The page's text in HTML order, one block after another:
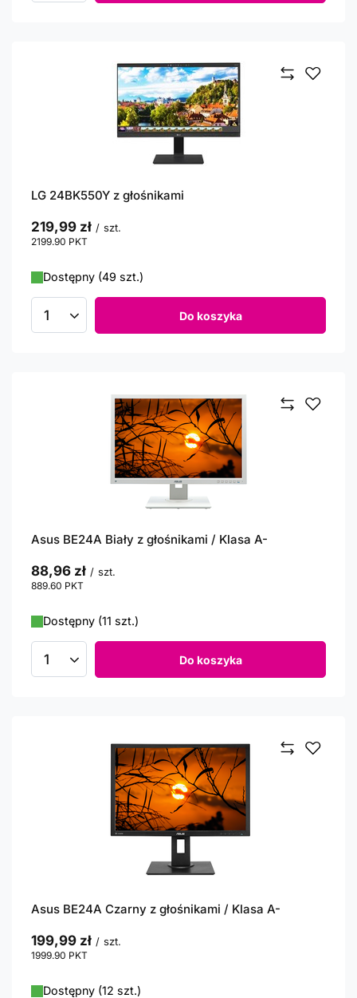
LG 24BK550Y z głośnikami
219,99 zł / szt.
2199.90 PKT
Dostępny (49 szt.)
Ilość produktów Do koszyka
Asus BE24A Biały z głośnikami / Klasa A-
88,96 zł / szt.
889.60 PKT
Dostępny (11 szt.)
Ilość produktów Do koszyka
Asus BE24A Czarny z głośnikami / Klasa A-
199,99 zł / szt.
1999.90 PKT
Dostępny (12 szt.)